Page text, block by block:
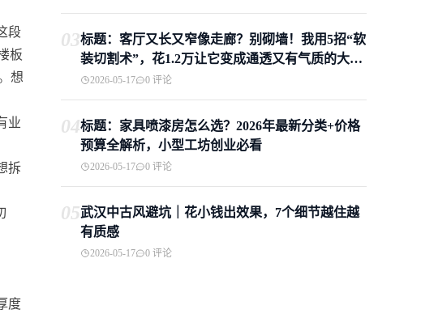
段
板
想
业
拆
度
03标题：客厅又长又窄像走廊？别砌墙！我用5招“软
装切割术”，花1.2万让它变成通透又有气质的大横
厅2026-05-17 0 评论
04标题：家具喷漆房怎么选？2026年最新分类+价格
预算全解析，小型工坊创业必看
2026-05-17 0 评论
05武汉中古风避坑｜花小钱出效果，7个细节越住越
有质感
2026-05-17 0 评论